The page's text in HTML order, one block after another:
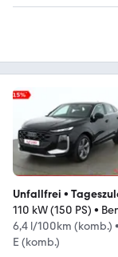
Unfallfrei •
110 kW (150 PS) •
6,4 l/100km (komb.) •
E (komb.)